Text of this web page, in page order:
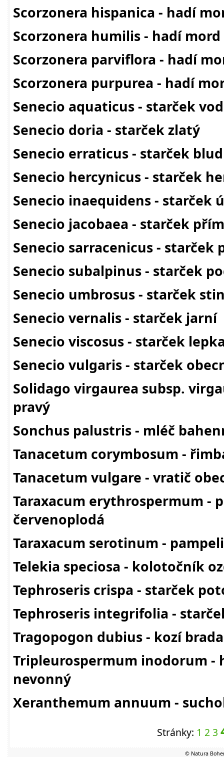
Scorzonera hispanica - hadí
Scorzonera humilis - hadí
Scorzonera parviflora - hadí
Scorzonera purpurea - hadí
Senecio aquaticus - starček
Senecio doria - starček zlatý
Senecio erraticus - starček
Senecio hercynicus - starček
Senecio inaequidens - starček
Senecio jacobaea - starček
Senecio sarracenicus - starček
Senecio subalpinus - starček
Senecio umbrosus - starček
Senecio vernalis - starček jarní
Senecio viscosus - starček
Senecio vulgaris - starček
Solidago virgaurea subsp.
pravý
Sonchus palustris - mléč
Tanacetum corymbosum -
Tanacetum vulgare - vratič
Taraxacum erythrospermum -
červenoplodá
Taraxacum serotinum -
Telekia speciosa - kolotočník
Tephroseris crispa - starček
Tephroseris integrifolia -
Tragopogon dubius - kozí
Tripleurospermum inodorum -
nevonný
Xeranthemum annuum -
Stránky: 1 2 3
© Natura